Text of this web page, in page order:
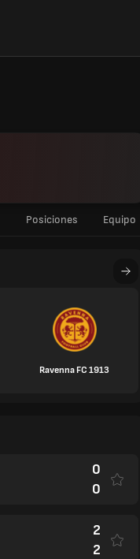
Posiciones Equipo
Ravenna FC 1913
0
0
2
2